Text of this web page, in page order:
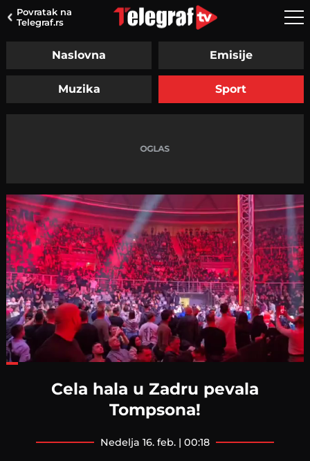
Povratak na
Telegraf.rs
Naslovna Emisije
Muzika Sport
Cela hala u Zadru pevala
Tompsona!
nedelja 16. feb. | 00:18